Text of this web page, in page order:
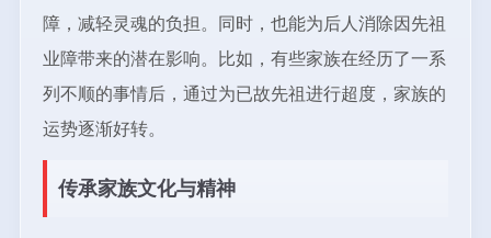
障，减轻灵魂的负担。同时，也能为后人消除因先祖
业障带来的潜在影响。比如，有些家族在经历了一系
列不顺的事情后，通过为已故先祖进行超度，家族的
运势逐渐好转。
传承家族文化与精神